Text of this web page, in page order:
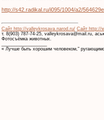
http://s42.radikal.ru/i095/1004/a2/
Сайт http://valleykrosava.narod.ru/ Сайт http://
т. 8(903) 787-74-25, valleykrosava@mail.ru,
Фотосъёмка животных.
« Лучше быть хорошим человеком,"